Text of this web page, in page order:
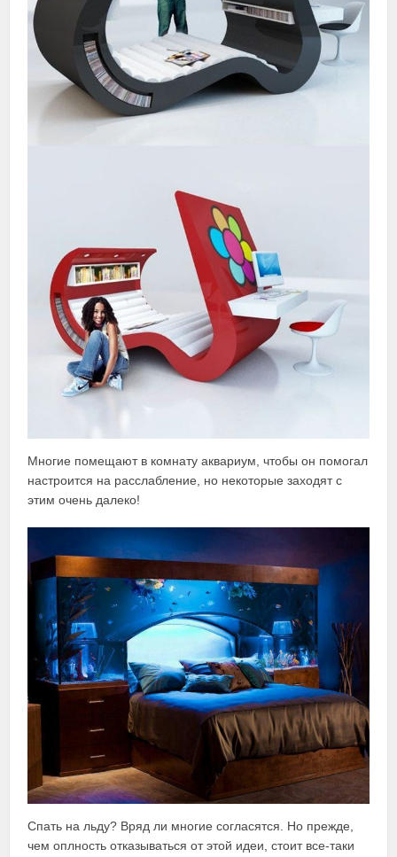
Многие помещают в комнату аквариум, чтобы он помогал
настроится на расслабление, но некоторые заходят с
этим очень далеко!
Спать на льду? Вряд ли многие согласятся. Но прежде,
чем оплность отказываться от этой идеи, стоит все-таки